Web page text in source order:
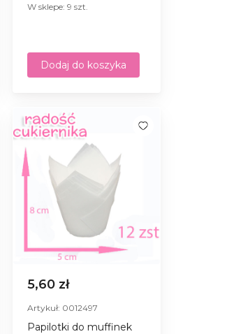
W sklepe: 9 szt.
Dodaj do koszyka
5,60 zł
Artykuł: 0012497
Papilotki do muffinek